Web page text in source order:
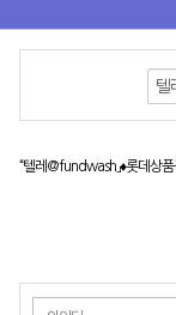
“텔레@fundwash」♦롯데상